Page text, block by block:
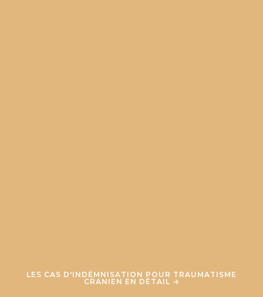
LES CAS D'INDÉMNISATION POUR TRAUMATISME
CRANIEN EN DÉTAIL →